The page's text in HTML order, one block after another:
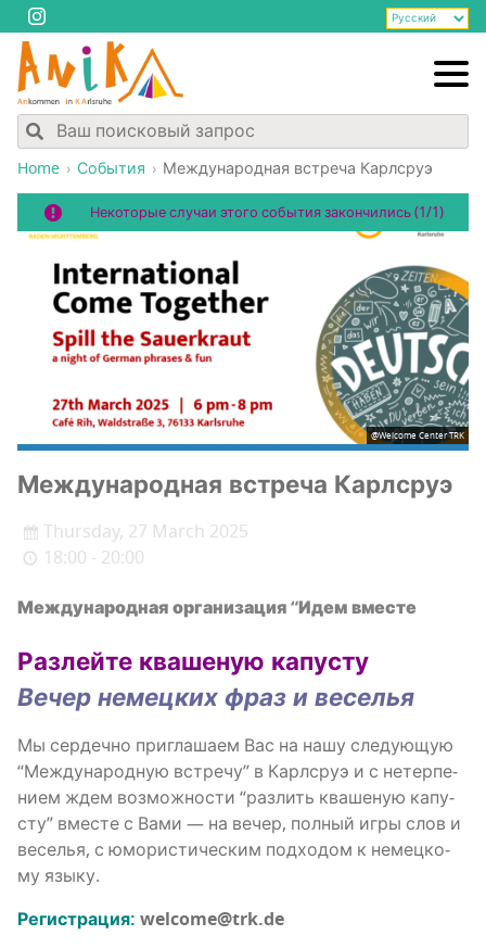
Home События Меж­ду­на­род­ная встре­ча Карлсруэ
Некоторые случаи этого события закончились (1/1)
@Welcome Center TRK
Меж­ду­на­род­ная встре­ча Карлсруэ
Thursday, 27 March 2025
18:00 - 20:00
Меж­ду­на­род­ная орга­ни­за­ция “Идем вместе
Раз­лей­те ква­ше­ную капусту
Вечер немец­ких фраз и веселья
Мы сер­деч­но при­гла­ша­ем Вас на нашу сле­ду­ю­щую
“Меж­ду­на­род­ную встре­чу” в Карлсруэ и с нетер­пе­
ни­ем ждем воз­мож­но­сти “раз­лить ква­ше­ную капу­
сту” вме­сте с Вами — на вечер, пол­ный игры слов и
весе­лья, с юмо­ри­сти­че­ским под­хо­дом к немец­ко­
му языку.
Реги­стра­ция: welcome@trk.de